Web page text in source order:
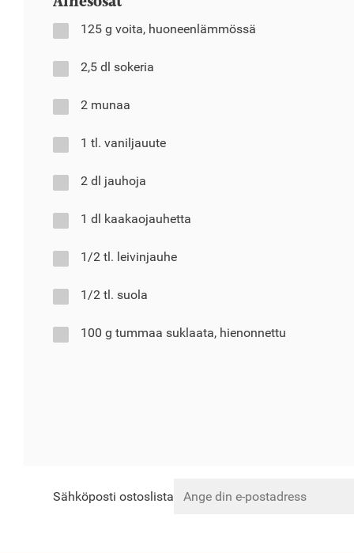
125 g voita, huoneenlämmössä
2,5 dl sokeria
2 munaa
1 tl. vaniljauute
2 dl jauhoja
1 dl kaakaojauhetta
1/2 tl. leivinjauhe
1/2 tl. suola
100 g tummaa suklaata, hienonnettu
Sähköposti ostoslista